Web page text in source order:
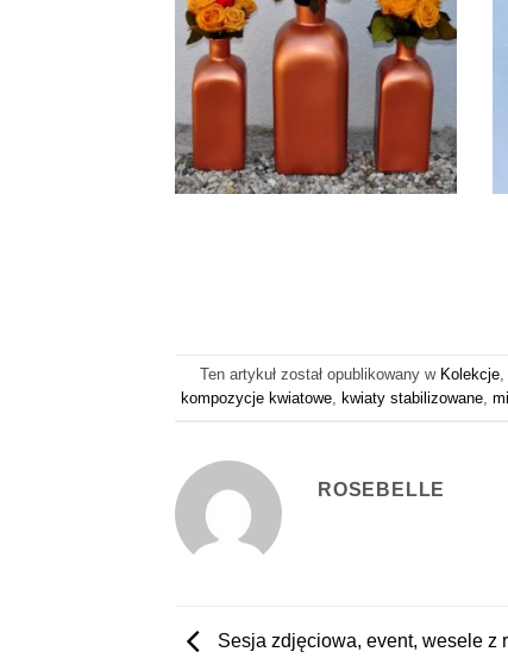
Ten artykuł został opublikowany w Kolekcje,
kompozycje kwiatowe, kwiaty stabilizowane,
ROSEBELLE
Sesja zdjęciowa, event, wesele z